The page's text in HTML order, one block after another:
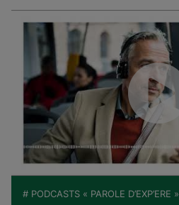
# PODCASTS « PAROLE D’EXP’ERE »